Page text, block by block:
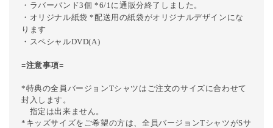
・ラバーバンド3個 *6/1に通販分終了しました。
・オリジナル紙袋 *配送用の紙袋がオリジナルデザインにな
ります
・スペシャルDVD(A)
=注意事項=
*特典の全員バージョンTシャツはご注文のサイズに合わせて
封入します。
指定は出来ません。
*キッズサイズをご希望の方は、全員バージョンTシャツがSサ